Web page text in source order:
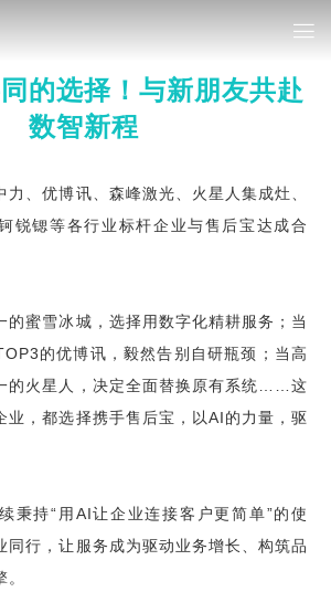
的选择！与新朋友共赴
数智新程
力、优博讯、森峰激光、火星人集成灶、
锐锶等各行业标杆企业与售后宝达成合
的蜜雪冰城，选择用数字化精耕服务；当
的优博讯，毅然告别自研瓶颈；当高
的火星人，决定全面替换原有系统……这
业，都选择携手售后宝，以AI的力量，驱
秉持“用AI让企业连接客户更简单”的使
同行，让服务成为驱动业务增长、构筑品